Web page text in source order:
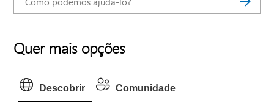
Quer mais opções
Descobrir Comunidade